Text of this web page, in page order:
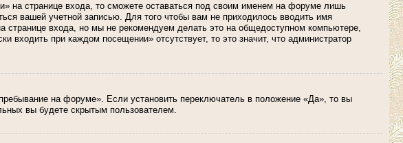
на странице входа, то сможете оставаться под своим именем на форуме лишь
вашей учетной записью. Для того чтобы вам не приходилось вводить имя
входа, но мы не рекомендуем делать это на общедоступном компьютере,
входить при каждом посещении» отсутствует, то это значит, что администратор
на форуме». Если установить переключатель в положение «Да», то вы
вы будете скрытым пользователем.